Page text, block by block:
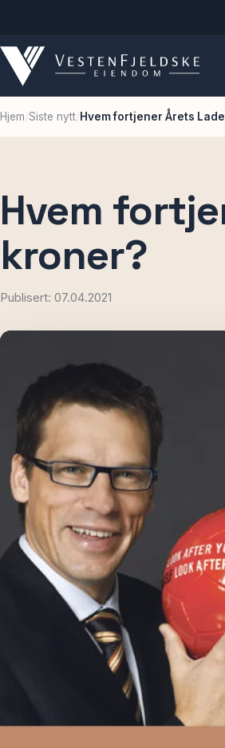
Hjem/Siste nytt/Hvem fortjener Årets
Hvem
kroner?
Publisert: 07.04.2021